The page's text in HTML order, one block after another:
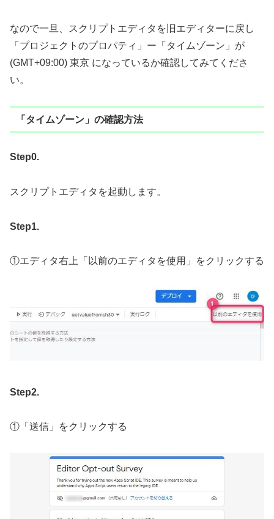
なので一旦、スクリプトエディタを旧エディターに戻し
「プロジェクトのプロパティ」ー「タイムゾーン」が
(GMT+09:00) 東京 になっているか確認してみてくださ
い。
「タイムゾーン」の確認方法
Step0.
スクリプトエディタを起動します。
Step1.
①エディタ右上「以前のエディタを使用」をクリックする
Step2.
①「送信」をクリックする